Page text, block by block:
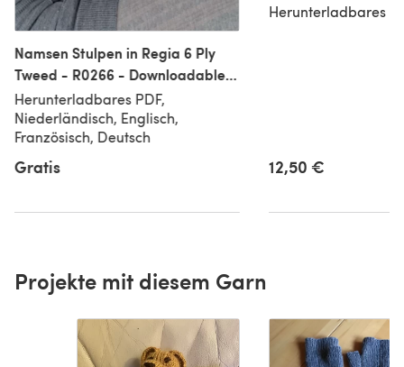
Namsen Stulpen in Regia 6 Ply
Tweed - R0266 - Downloadable
PDF
Herunterladbares PDF,
Niederländisch, Englisch,
Französisch, Deutsch
Gratis
Herunterladbares
12,50 €
Projekte mit diesem Garn